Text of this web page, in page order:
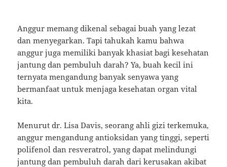
Anggur memang dikenal sebagai buah yang lezat
dan menyegarkan. Tapi tahukah kamu bahwa
anggur juga memiliki banyak khasiat bagi kesehatan
jantung dan pembuluh darah? Ya, buah kecil ini
ternyata mengandung banyak senyawa yang
bermanfaat untuk menjaga kesehatan organ vital
kita.
Menurut dr. Lisa Davis, seorang ahli gizi terkemuka,
anggur mengandung antioksidan yang tinggi, seperti
polifenol dan resveratrol, yang dapat melindungi
jantung dan pembuluh darah dari kerusakan akibat